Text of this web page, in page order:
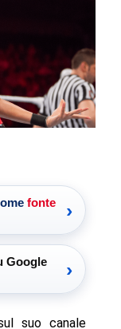
fonte
›
Google
›
suo canale